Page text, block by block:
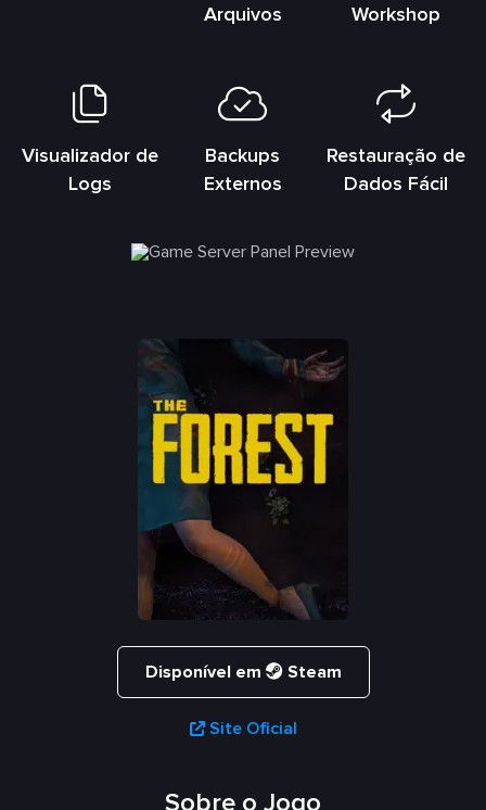
Arquivos
Workshop
Visualizador de
Logs
Backups
Externos
Restauração de
Dados Fácil
Disponível em Steam
Site Oficial
Sobre o Jogo